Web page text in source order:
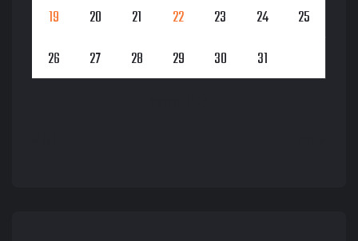
19
20 21 22 23 24
25
26
27 28 29 30 31